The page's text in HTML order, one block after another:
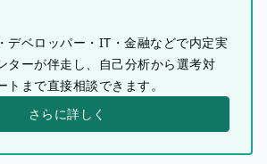
デベロッパー・IT・金融などで内定実
ターが伴走し、自己分析から選考対
まで直接相談できます。
さらに詳しく